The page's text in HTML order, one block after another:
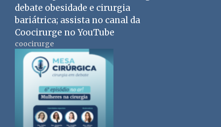
debate obesidade e cirurgia
bariátrica; assista no canal da
Coocirurge no YouTube
coocirurge